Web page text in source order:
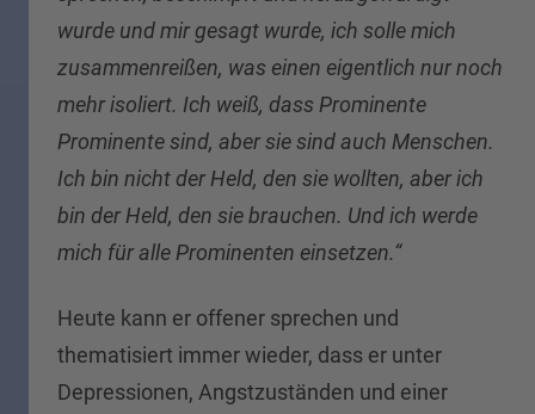
wurde und mir gesagt wurde, ich solle mich
zusammenreißen, was einen eigentlich nur noch
mehr isoliert. Ich weiß, dass Prominente
Prominente sind, aber sie sind auch Menschen.
Ich bin nicht der Held, den sie wollten, aber ich
bin der Held, den sie brauchen. Und ich werde
mich für alle Prominenten einsetzen.“
Heute kann er offener sprechen und
thematisiert immer wieder, dass er unter
Depressionen, Angstzuständen und einer